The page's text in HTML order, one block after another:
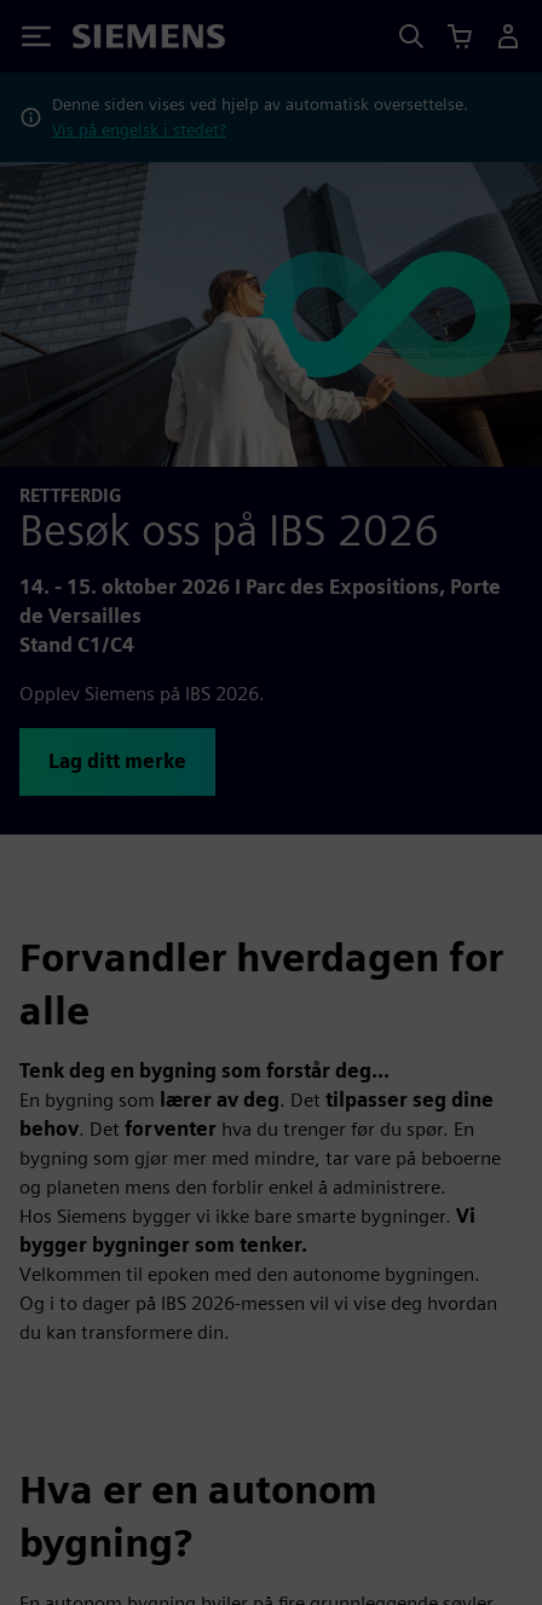
Siemens
Denne siden vises ved hjelp av automatisk oversettelse.
Vis på engelsk i stedet?
RETTFERDIG
Besøk oss på IBS 2026
14. - 15. oktober 2026 I Parc des Expositions, Porte
de Versailles
Stand C1/C4
Opplev Siemens på IBS 2026.
Lag ditt merke
Forvandler hverdagen for
alle
Tenk deg en bygning som forstår deg...
En bygning som lærer av deg. Det tilpasser seg dine
behov. Det forventer hva du trenger før du spør. En
bygning som gjør mer med mindre, tar vare på beboerne
og planeten mens den forblir enkel å administrere.
Hos Siemens bygger vi ikke bare smarte bygninger. Vi
bygger bygninger som tenker.
Velkommen til epoken med den autonome bygningen.
Og i to dager på IBS 2026-messen vil vi vise deg hvordan
du kan transformere din.
Hva er en autonom
bygning?